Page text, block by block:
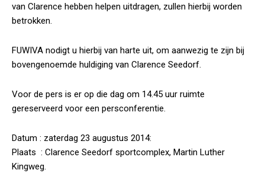
van Clarence hebben helpen uitdragen, zullen hierbij worden
betrokken.
FUWIVA nodigt u hierbij van harte uit, om aanwezig te zijn bij
bovengenoemde huldiging van Clarence Seedorf.
Voor de pers is er op die dag om 14.45 uur ruimte
gereserveerd voor een persconferentie.
Datum : zaterdag 23 augustus 2014:
Plaats : Clarence Seedorf sportcomplex, Martin Luther
Kingweg.